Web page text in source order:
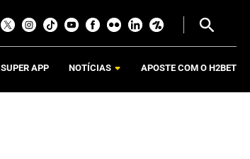
SUPER APP NOTÍCIAS APOSTE COM O H2BET